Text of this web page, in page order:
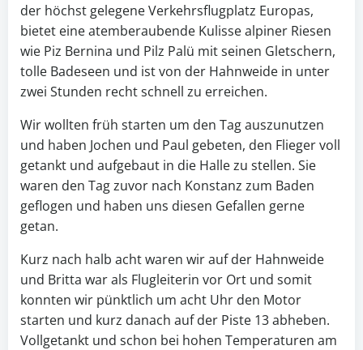
der höchst gelegene Verkehrsflugplatz Europas,
bietet eine atemberaubende Kulisse alpiner Riesen
wie Piz Bernina und Pilz Palü mit seinen Gletschern,
tolle Badeseen und ist von der Hahnweide in unter
zwei Stunden recht schnell zu erreichen.
Wir wollten früh starten um den Tag auszunutzen
und haben Jochen und Paul gebeten, den Flieger voll
getankt und aufgebaut in die Halle zu stellen. Sie
waren den Tag zuvor nach Konstanz zum Baden
geflogen und haben uns diesen Gefallen gerne
getan.
Kurz nach halb acht waren wir auf der Hahnweide
und Britta war als Flugleiterin vor Ort und somit
konnten wir pünktlich um acht Uhr den Motor
starten und kurz danach auf der Piste 13 abheben.
Vollgetankt und schon bei hohen Temperaturen am